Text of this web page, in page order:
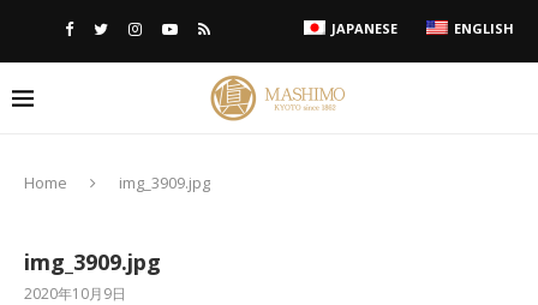
JAPANESE ENGLISH
Home img_3909.jpg
img_3909.jpg
2020年10月9日